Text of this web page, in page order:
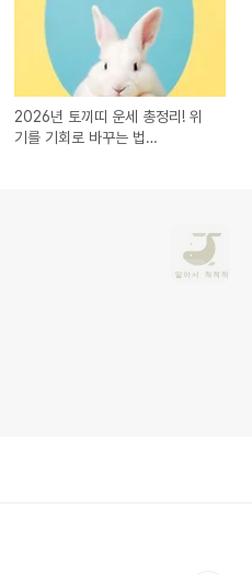
2026년 토끼띠 운세 총정리! 위
기를 기회로 바꾸는 법